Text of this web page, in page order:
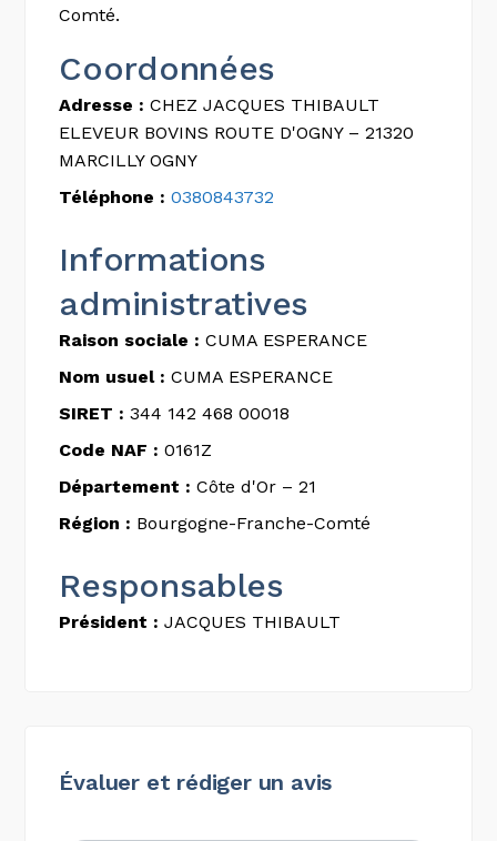
Comté.
Coordonnées
Adresse : CHEZ JACQUES THIBAULT
ELEVEUR BOVINS ROUTE D'OGNY – 21320
MARCILLY OGNY
Téléphone : 0380843732
Informations
administratives
Raison sociale : CUMA ESPERANCE
Nom usuel : CUMA ESPERANCE
SIRET : 344 142 468 00018
Code NAF : 0161Z
Département : Côte d'Or – 21
Région : Bourgogne-Franche-Comté
Responsables
Président : JACQUES THIBAULT
Évaluer et rédiger un avis